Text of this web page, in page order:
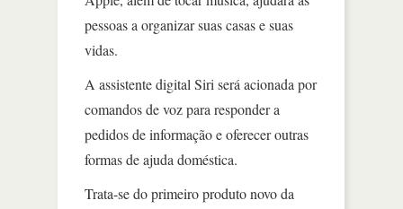
pessoas a organizar suas casas e suas
vidas.
A assistente digital Siri será acionada por
comandos de voz para responder a
pedidos de informação e oferecer outras
formas de ajuda doméstica.
Trata-se do primeiro produto novo da